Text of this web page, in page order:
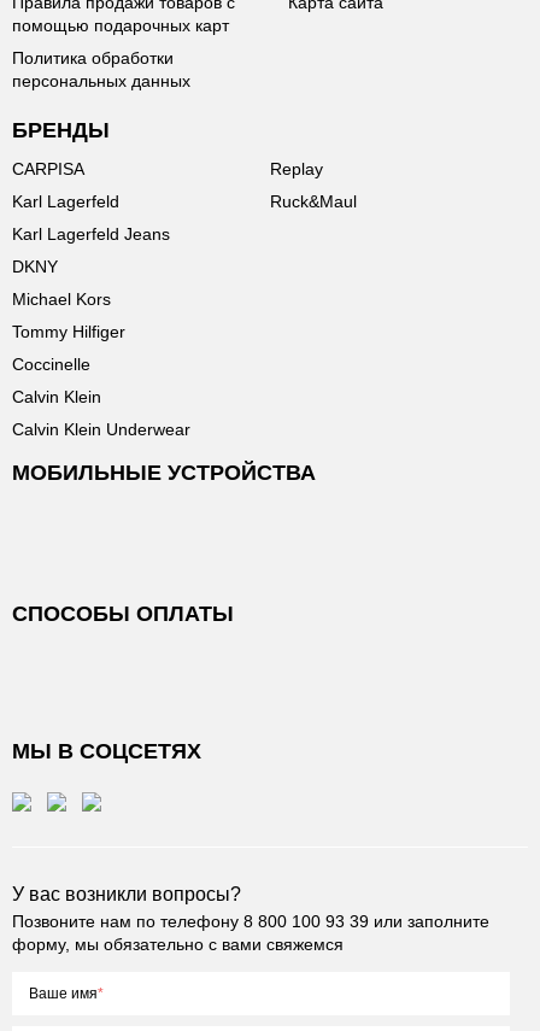
помощью подарочных карт
Политика обработки
персональных данных
БРЕНДЫ
CARPISA
Karl Lagerfeld
Karl Lagerfeld Jeans
DKNY
Michael Kors
Tommy Hilfiger
Coccinelle
Calvin Klein
Calvin Klein Underwear
Replay
Ruck&Maul
МОБИЛЬНЫЕ УСТРОЙСТВА
СПОСОБЫ ОПЛАТЫ
МЫ В СОЦСЕТЯХ
У вас возникли вопросы?
Позвоните нам по телефону 8 800 100 93 39 или заполните
форму, мы обязательно с вами свяжемся
Ваше имя